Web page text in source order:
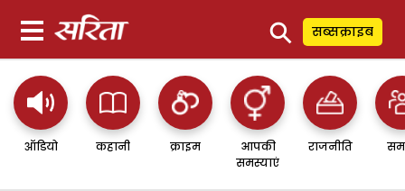
⚲ सब्सक्राइब
ऑडियो कहानी क्राइम
आपकी
समस्याएं
राजनीति